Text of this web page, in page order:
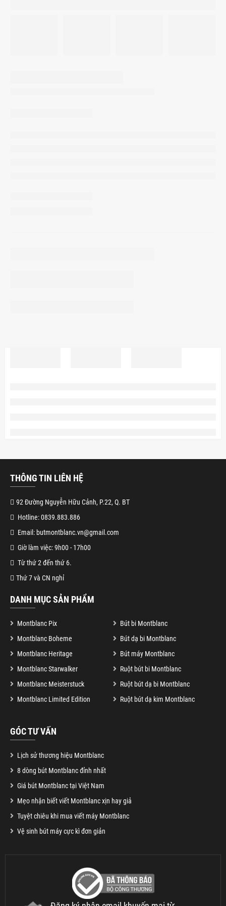
THÔNG TIN LIÊN HỆ
92 Đường Nguyễn Hữu Cảnh, P.22, Q. BT
Hotline: 0839.883.886
Email: butmontblanc.vn@gmail.com
Giờ làm việc: 9h00 - 17h00
Từ thứ 2 đến thứ 6.
Thứ 7 và CN nghỉ
DANH MỤC SẢN PHẨM
Montblanc Pix
Bút bi Montblanc
Montblanc Boheme
Bút dạ bi Montblanc
Montblanc Heritage
Bút máy Montblanc
Montblanc Starwalker
Ruột bút bi Montblanc
Montblanc Meisterstuck
Ruột bút dạ bi Montblanc
Montblanc Limited Edition
Ruột bút dạ kim Montblanc
GÓC TƯ VẤN
Lịch sử thương hiệu Montblanc
8 dòng bút Montblanc đỉnh nhất
Giá bút Montblanc tại Việt Nam
Mẹo nhận biết viết Montblanc xịn hay giả
Tuyệt chiêu khi mua viết máy Montblanc
Vệ sinh bút máy cực kì đơn giản